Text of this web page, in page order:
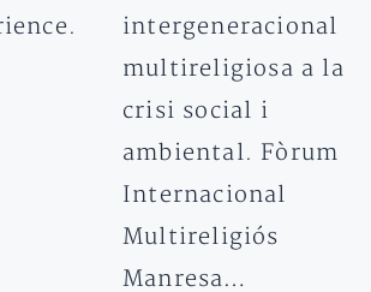
intergeneracional
multireligiosa a la
crisi social i
ambiental. Fòrum
Internacional
Multireligiós
Manresa…